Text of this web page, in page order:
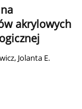
akrylowych
, Jolanta E.